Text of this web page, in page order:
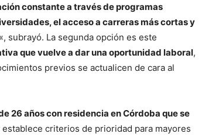
constante a través de programas
el acceso a carreras más cortas y
«, subrayó. La segunda opción es este
que vuelve a dar una oportunidad laboral,
previos se actualicen de cara al
26 años con residencia en Córdoba que se
establece criterios de prioridad para mayores